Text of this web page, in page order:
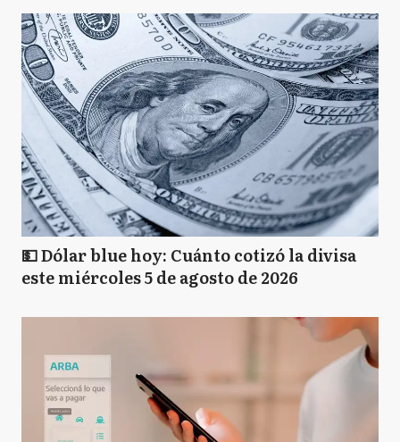
💵 Dólar blue hoy: Cuánto cotizó la divisa
este miércoles 5 de agosto de 2026